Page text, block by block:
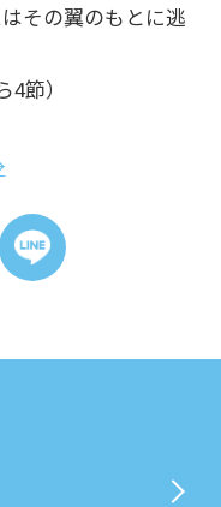
その翼のもとに逃
4節）